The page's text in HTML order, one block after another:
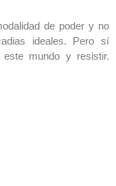
de poder y no
ideales. Pero sí
mundo y resistir.